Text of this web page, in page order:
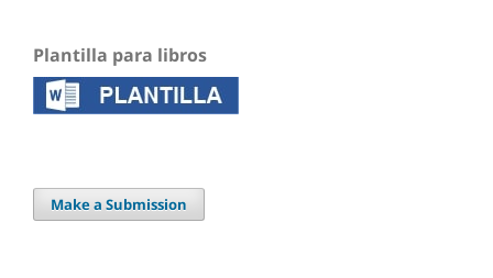
Plantilla para libros
Make a Submission